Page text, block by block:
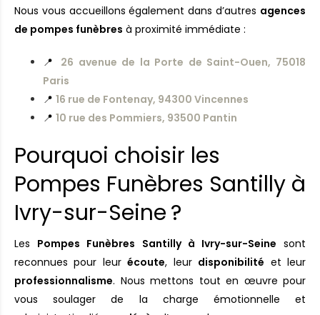
Nous vous accueillons également dans d’autres agences
de pompes funèbres à proximité immédiate :
📍
26 avenue de la Porte de Saint-Ouen, 75018
Paris
📍 16 rue de Fontenay, 94300 Vincennes
📍 10 rue des Pommiers, 93500 Pantin
Pourquoi choisir les
Pompes Funèbres Santilly à
Ivry-sur-Seine ?
Les Pompes Funèbres Santilly à Ivry-sur-Seine sont
reconnues pour leurécoute, leur disponibilité et leur
professionnalisme. Nous mettons tout en œuvre pour
vous soulager de la charge émotionnelle et